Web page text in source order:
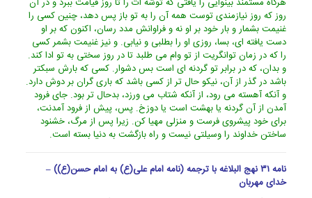
روز که روز نیازمندى توست همه آن را به تو باز پس دهد، چنین کسى را
غنیمت بشمار و بار خود بر او نه و فراوانش مدد رسان، اکنون که بر او
دست یافته اى، بسا، روزى او را بطلبى و نیابى. و نیز غنیمت بشمر کسى
را که در زمان توانگریت از تو وام مى طلبد تا در روز سختى به تو ادا کند.
و بدان، که در برابر تو گردنه اى است بس دشوار. کسى که بارش سبکتر
باشد در گذر از آن، نیکو حال تر از کسى باشد که بارى گران بر دوش دارد.
و آنکه آهسته مى رود، از آنکه شتاب مى ورزد، بدحال تر بود. جاى فرود
آمدن از آن گردنه یا بهشت است یا دوزخ. پس، پیش از فرود آمدنت،
براى خود پیشروى فرست و منزلى مهیا کن. زیرا پس از مرگ، خشنود
ساختن خداوند را وسیلتى نیست و راه بازگشت به دنیا بسته است.
نامه ۳۱ نهج البلاغه با ترجمه (نامه امام علی(ع) به امام حسن(ع)) –
خدای مهربان